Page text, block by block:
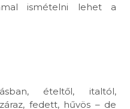
ismételni lehet a
ételtől, italtól,
fedett, hűvös – de